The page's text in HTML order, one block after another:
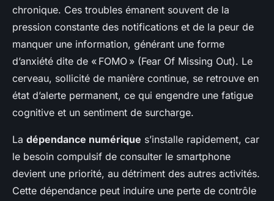
chronique. Ces troubles émanent souvent de la
pression constante des notifications et de la peur de
manquer une information, générant une forme
d’anxiété dite de « FOMO » (Fear Of Missing Out). Le
cerveau, sollicité de manière continue, se retrouve en
état d’alerte permanent, ce qui engendre une fatigue
cognitive et un sentiment de surcharge.
La dépendance numérique s’installe rapidement, car
le besoin compulsif de consulter le smartphone
devient une priorité, au détriment des autres activités.
Cette dépendance peut induire une perte de contrôle